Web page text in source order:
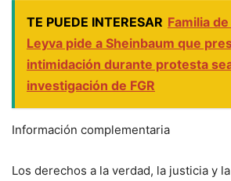
TE PUEDE INTERESAR Familia
Leyva pide a Sheinbaum que
intimidación durante protesta
investigación de FGR
Información complementaria
Los derechos a la verdad, la justicia y